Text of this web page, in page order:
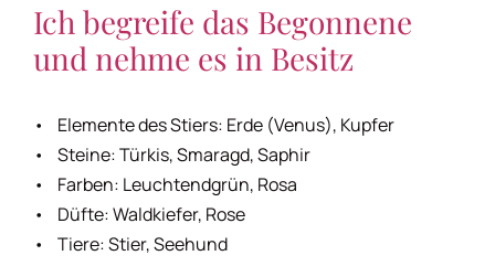
SMS Beratung
Berufshoroskop
Charakterhoroskop
Diäthoroskop
Ich begreife das Begonnene
und nehme es in Besitz
• Elemente des Stiers: Erde (Venus), Kupfer
• Steine: Türkis, Smaragd, Saphir
• Farben: Leuchtendgrün, Rosa
• Düfte: Waldkiefer, Rose
• Tiere: Stier, Seehund